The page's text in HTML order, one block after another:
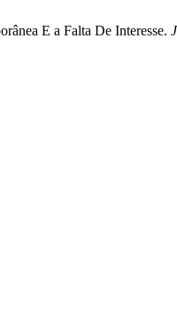
E a Falta De Interesse.